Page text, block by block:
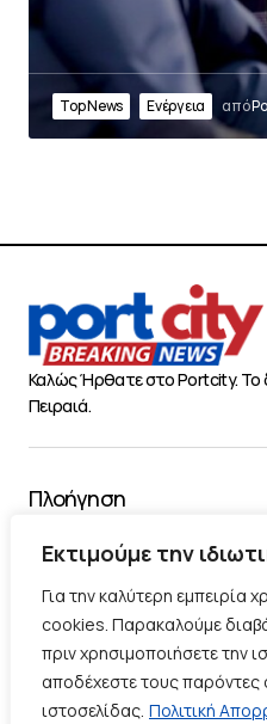
Εκτιμούμε την
Για την καλύτερη εμπειρία
cookies. Παρακαλούμε
πριν χρησιμοποιήσετε την
αποδέχεστε τους παρόντες
ιστοσελίδας. Πολιτική
Top News Ενέργεια από
Καλώς Ήρθατε στο Portcity. Το
Πειραιά.
Πλοήγηση
Χρήσιμα
Διάφορα
Ακολουθήστε μας